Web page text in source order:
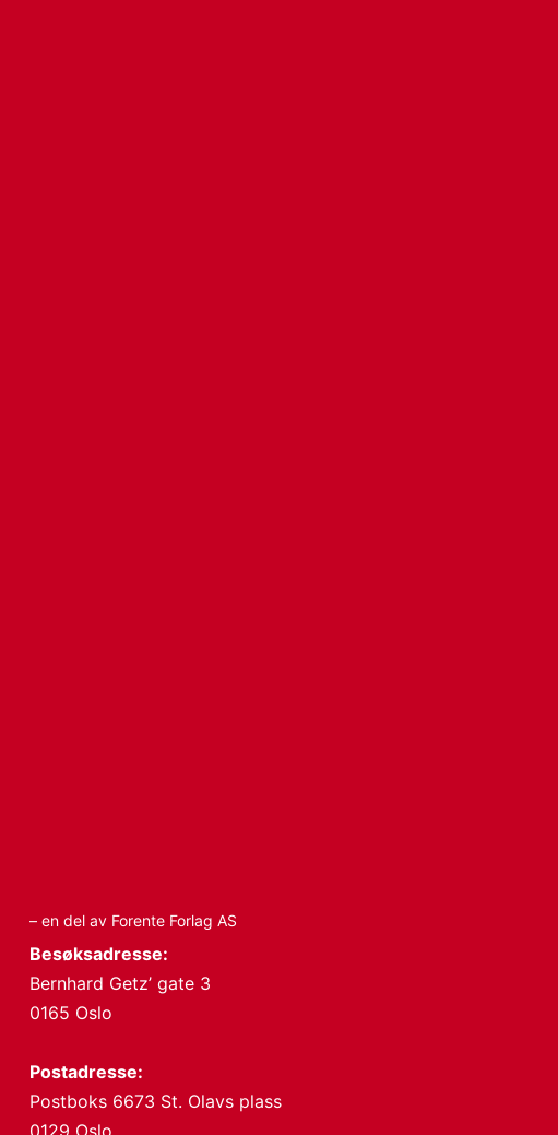
– en del av Forente Forlag AS
Besøksadresse:
Bernhard Getz’ gate 3
0165 Oslo
Postadresse:
Postboks 6673 St. Olavs plass